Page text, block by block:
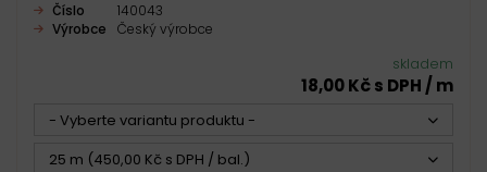
Číslo
140043
Výrobce
Český výrobce
skladem
18,00 Kč s DPH / m
- Vyberte variantu produktu -
25 m (450,00 Kč s DPH / bal.)